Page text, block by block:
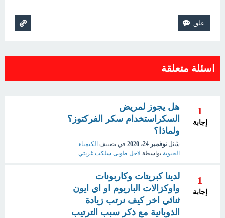
اسئلة متعلقة
1
إجابة
هل يجوز لمريض
السكراستخدام سكر الفركتوز؟
ولماذا؟
سُئل نوفمبر 24، 2020 في تصنيف الكيمياء
الحيوية بواسطة لاجل طوبى سلكت غربتي
1
إجابة
لدينا كبريتات وكاربونات
واوكزالات الباريوم او اي ايون
ثنائي اخر كيف نرتب زيادة
الذوبانية مع ذكر سبب الترتيب